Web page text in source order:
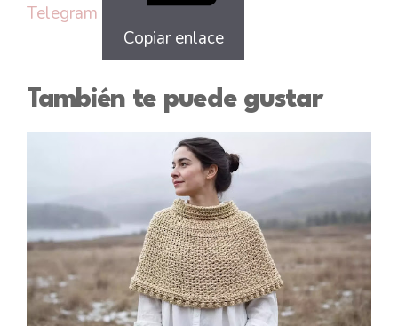
Telegram
Copiar enlace
También te puede gustar